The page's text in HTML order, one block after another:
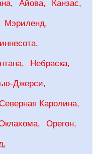
Айова Канзас
Мэриленд
Небраска
Джерси
Каролина
Орегон